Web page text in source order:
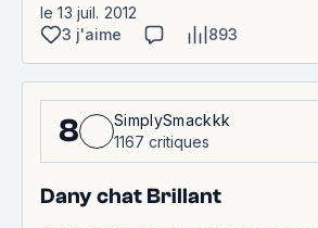
le 13 juil. 2012
3 j'aime
893
8
SimplySmackkk
1167 critiques
Dany chat Brillant